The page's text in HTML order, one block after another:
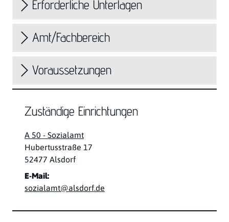
Erforderliche Unterlagen
Amt/Fachbereich
Voraussetzungen
Zuständige Einrichtungen
A 50 - Sozialamt
Straße:
Hubertusstraße Hausnummer:
17
PLZ:
52477 Ort:
Alsdorf
E-Mail:
sozialamt@alsdorf.de